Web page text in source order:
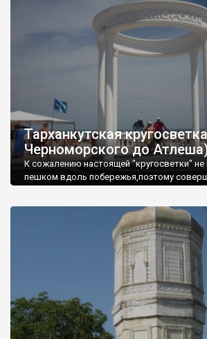
Тарханкутская
Черноморского до
К сожалению настоящей "кругосветки" не
пешком вдоль побережья,поэтому